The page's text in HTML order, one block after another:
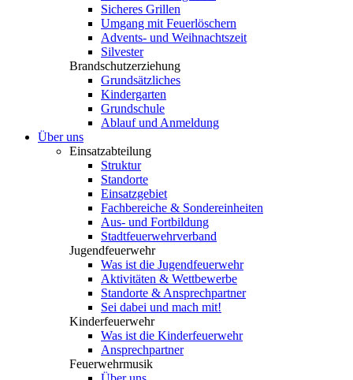
Sicheres Grillen
Umgang mit Feuerlöschern
Advents- und Weihnachtszeit
Silvester
Brandschutzerziehung
Grundsätzliches
Kindergarten
Grundschule
Ablauf und Anmeldung
Über uns
Einsatzabteilung
Struktur
Standorte
Einsatzgebiet
Fachbereiche & Sondereinheiten
Aus- und Fortbildung
Stadtfeuerwehrverband
Jugendfeuerwehr
Was ist die Jugendfeuerwehr
Aktivitäten & Wettbewerbe
Standorte & Ansprechpartner
Sei dabei und mach mit!
Kinderfeuerwehr
Was ist die Kinderfeuerwehr
Ansprechpartner
Feuerwehrmusik